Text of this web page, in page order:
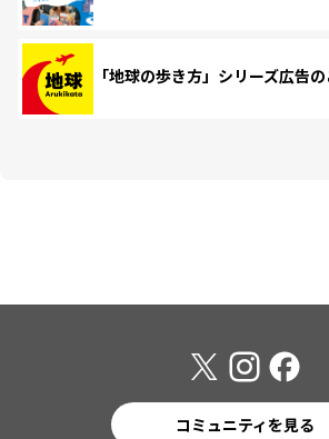
「地球の歩き方」シリーズ広告
コミュニティを見る